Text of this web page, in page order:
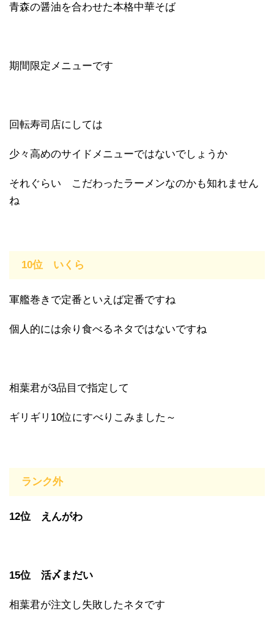
青森の醤油を合わせた本格中華そば
期間限定メニューです
回転寿司店にしては
少々高めのサイドメニューではないでしょうか
それぐらい こだわったラーメンなのかも知れません
ね
10位 いくら
軍艦巻きで定番といえば定番ですね
個人的には余り食べるネタではないですね
相葉君が3品目で指定して
ギリギリ10位にすべりこみました～
ランク外
12位 えんがわ
15位 活〆まだい
相葉君が注文し失敗したネタです